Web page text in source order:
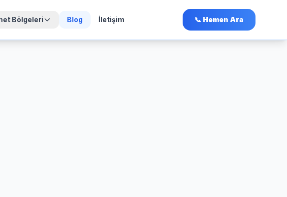
Bölgeleri Blog İletişim 📞 Hemen Ara